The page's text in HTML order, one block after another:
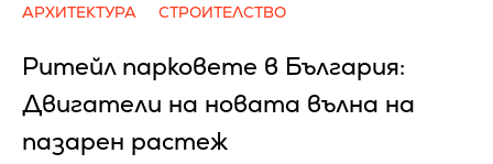
АРХИТЕКТУРА СТРОИТЕЛСТВО
Ритейл парковете в България:
Двигатели на новата вълна на
пазарен растеж